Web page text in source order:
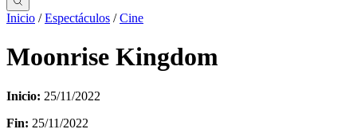
Inicio /Espectáculos /Cine
Moonrise Kingdom
Inicio: 25/11/2022
Fin: 25/11/2022